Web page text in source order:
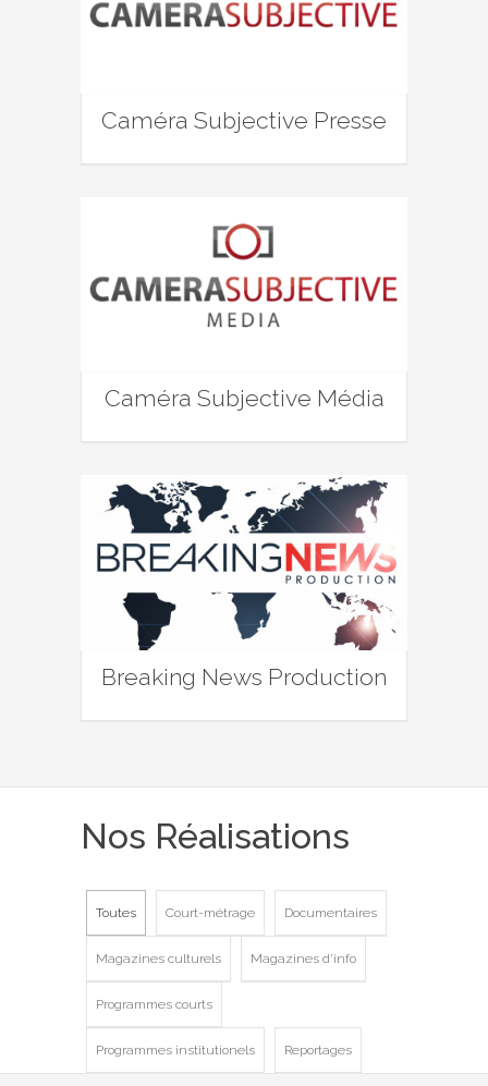
Caméra Subjective Presse
Caméra Subjective Média
Breaking News Production
Nos Réalisations
Toutes Court-métrage Documentaires
Magazines culturels Magazines d'info
Programmes courts
Programmes institutionels Reportages